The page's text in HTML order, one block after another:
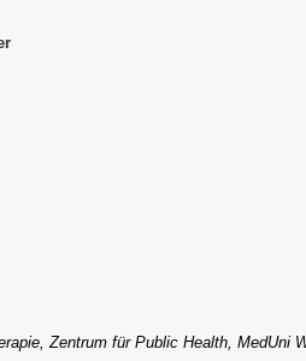
Zentrum für Public Health, MedUni